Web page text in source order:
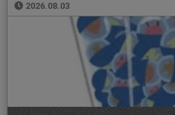
2026.08.03